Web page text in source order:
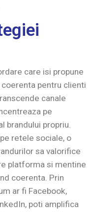
care isi propune
pentru clienti
canale
pe
brandului propriu.
retele sociale, o
sa valorifice
platforma si mentine
coerenta. Prin
ar fi Facebook,
poti amplifica